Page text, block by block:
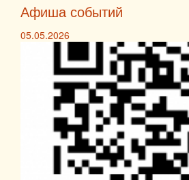
Афиша событий
05.05.2026